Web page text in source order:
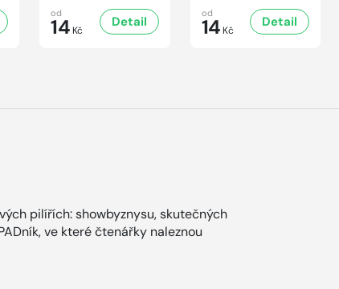
od
14 Kč
Detail
od
14 Kč
Detail
pilířích: showbyznysu, skutečných
ve které čtenářky naleznou